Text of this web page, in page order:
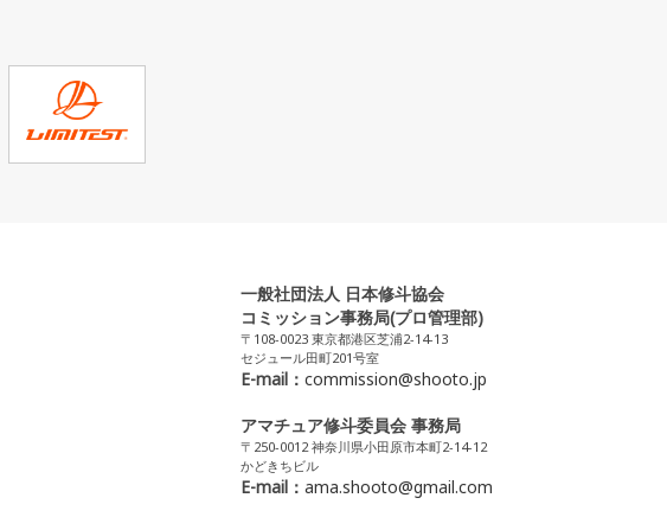
一般社団法人 日本修斗協会
コミッション事務局(プロ管理部)
〒108-0023 東京都港区芝浦2-14-13
セジュール田町201号室
E-mail： commission@shooto.jp
アマチュア修斗委員会 事務局
〒250-0012 神奈川県小田原市本町2-14-12
かどきちビル
E-mail： ama.shooto@gmail.com